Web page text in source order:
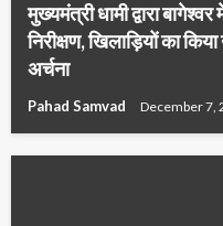
मुख्यमंत्री धामी द्वारा
निरीक्षण, खिलाड़ियों का
अर्चना
Pahad Samvad December 7,